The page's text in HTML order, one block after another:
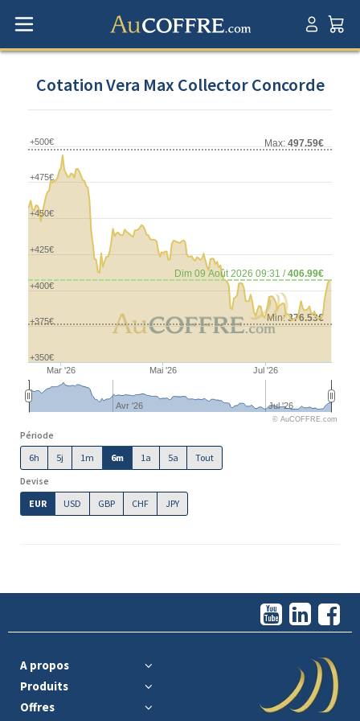
Cotation Vera Max Collector Concorde
Min:376.53€
Max: 497.59€
Dim 09 Août 2026 09:31 /406.99€
Mar '26 Mai '26 Jul '26
Avr '26 Jul '26
+350€
+375€
+400€
+425€
+450€
+475€
+500€
© AuCOFFRE.com
Période
6h
5j 1m 6m 1a 5a
Tout
Devise
EUR
USD GBP CHF JPY
A propos
Produits
Offres